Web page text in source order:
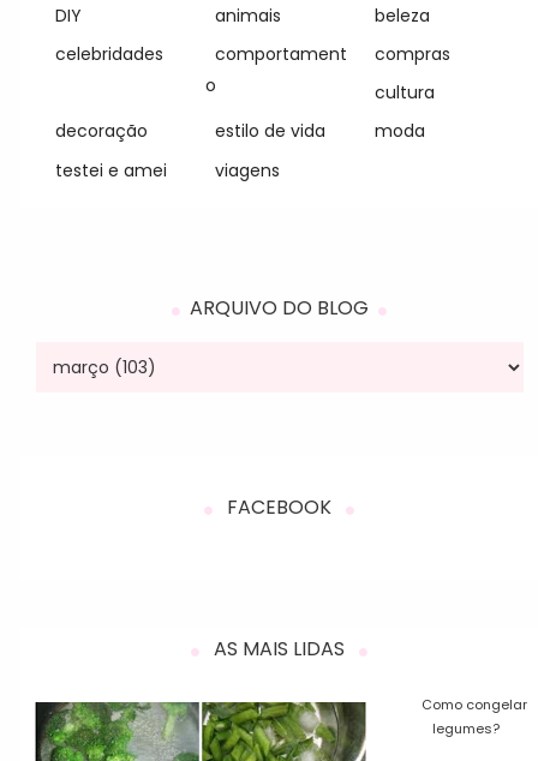
DIY animais
beleza
celebridades
comportament
o
compras
cultura
decoração
estilo de vida
moda
testei e amei
viagens
ARQUIVO DO BLOG
FACEBOOK
AS MAIS LIDAS
Como congelar
legumes?